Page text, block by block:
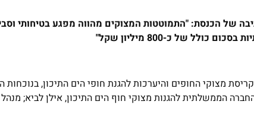
של הכנסת: "התמוטטות המצוקים מהווה מפגע בטיחותי
של כ-800 מיליון שקל"
מצוקי החופים והיערכות להגנת חופי הים התיכון,
הממשלתית להגנות מצוקי חוף הים התיכון, אילן לביא;